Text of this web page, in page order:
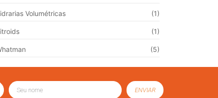
Volumétricas (1)
(1)
(5)
ENVIAR